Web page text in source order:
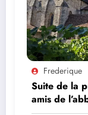
Frederique
Suite de la
amis de